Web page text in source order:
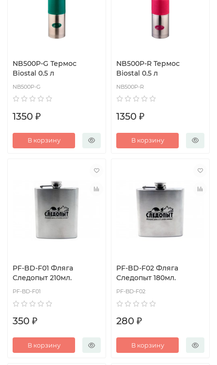
NB500P-G Термос
Biostal 0.5 л
NB500P-G
1350 ₽
В корзину
NB500P-R Термос
Biostal 0.5 л
NB500P-R
1350 ₽
В корзину
PF-BD-F01 Фляга
Следопыт 210мл.
PF-BD-F01
350 ₽
В корзину
PF-BD-F02 Фляга
Следопыт 180мл.
PF-BD-F02
280 ₽
В корзину